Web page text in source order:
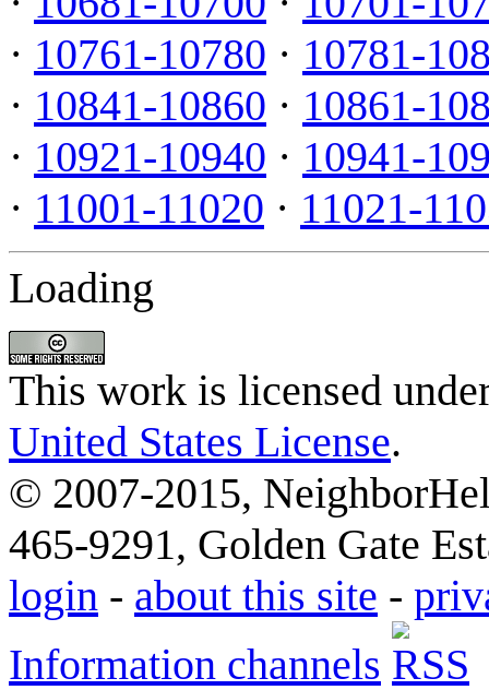
· 10761-10780 · 10781-
· 10841-10860 · 10861-
· 10921-10940 · 10941-
· 11001-11020 · 11021-
Loading
This work is licensed
United States License.
© 2007-2015,
465-9291, Golden Gate
login - about this site -
Information channels